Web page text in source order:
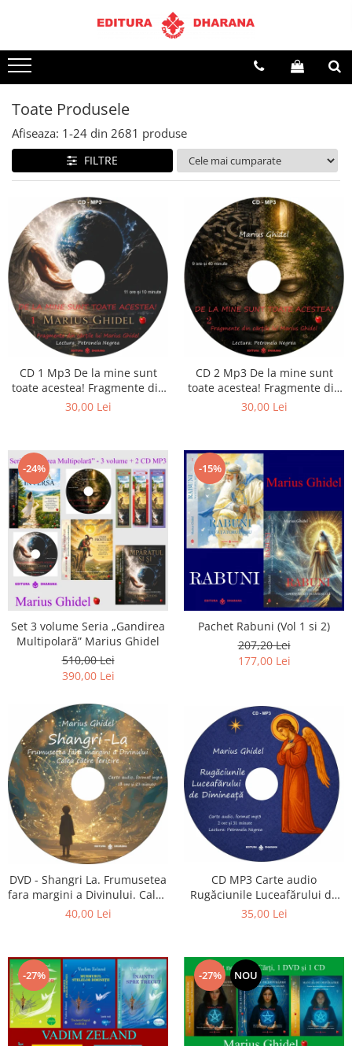
Terapii
Dietoterapie
Toate Produsele
Afiseaza: 1-24 din 2681 produse
FILTRE
CD 1 Mp3 De la mine sunt
toate acestea! Fragmente din
cărțile lui Marius Ghidel
30,00 Lei
CD 2 Mp3 De la mine sunt
toate acestea! Fragmente din
cărțile lui Marius Ghidel
30,00 Lei
-24%
Set 3 volume Seria „Gandirea
Multipolară” Marius Ghidel
510,00 Lei
390,00 Lei
-15%
Pachet Rabuni (Vol 1 si 2)
207,20 Lei
177,00 Lei
DVD - Shangri La. Frumusetea
fara margini a Divinului. Calea
catre fericire
40,00 Lei
CD MP3 Carte audio
Rugăciunile Luceafărului de
dimineață
35,00 Lei
-27% -27% NOU